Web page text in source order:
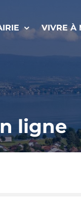
VIVRE À
ligne